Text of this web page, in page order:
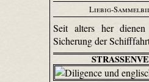
Liebig-
Seit alters her
Sicherung der